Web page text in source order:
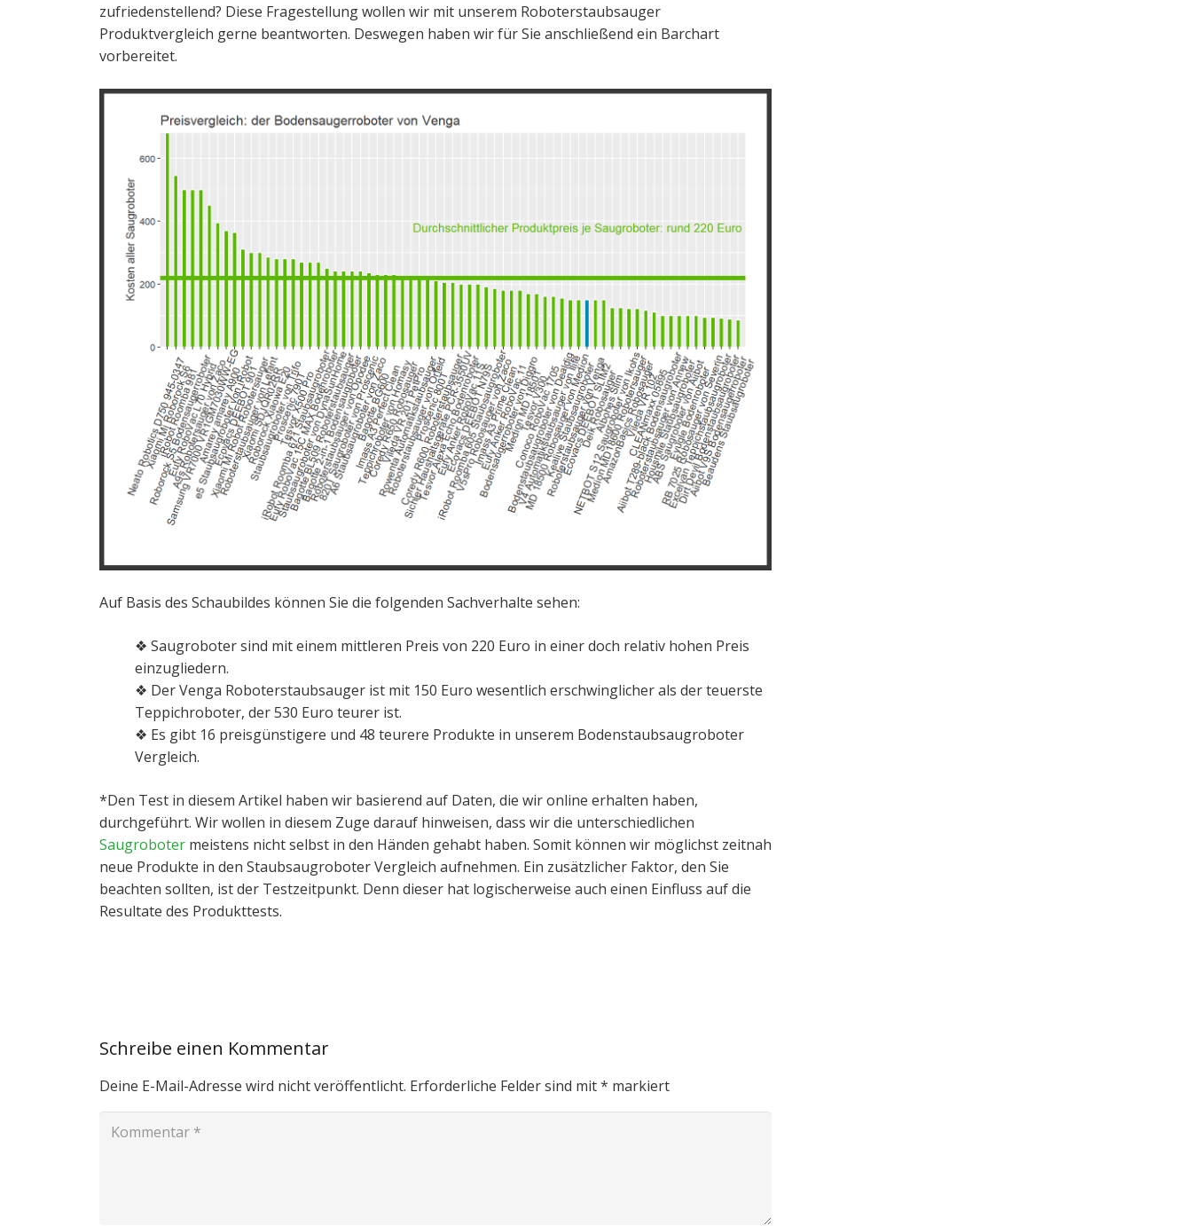
zufriedenstellend? Diese Fragestellung wollen wir mit unserem Roboterstaubsauger
Produktvergleich gerne beantworten. Deswegen haben wir für Sie anschließend ein Barchart
vorbereitet.
Auf Basis des Schaubildes können Sie die folgenden Sachverhalte sehen:
❖ Saugroboter sind mit einem mittleren Preis von 220 Euro in einer doch relativ hohen Preis
einzugliedern.
❖ Der Venga Roboterstaubsauger ist mit 150 Euro wesentlich erschwinglicher als der teuerste
Teppichroboter, der 530 Euro teurer ist.
❖ Es gibt 16 preisgünstigere und 48 teurere Produkte in unserem Bodenstaubsaugroboter
Vergleich.
*Den Test in diesem Artikel haben wir basierend auf Daten, die wir online erhalten haben,
durchgeführt. Wir wollen in diesem Zuge darauf hinweisen, dass wir die unterschiedlichen
Saugroboter meistens nicht selbst in den Händen gehabt haben. Somit können wir möglichst zeitnah
neue Produkte in den Staubsaugroboter Vergleich aufnehmen. Ein zusätzlicher Faktor, den Sie
beachten sollten, ist der Testzeitpunkt. Denn dieser hat logischerweise auch einen Einfluss auf die
Resultate des Produkttests.
Schreibe einen Kommentar
Deine E-Mail-Adresse wird nicht veröffentlicht. Erforderliche Felder sind mit* markiert